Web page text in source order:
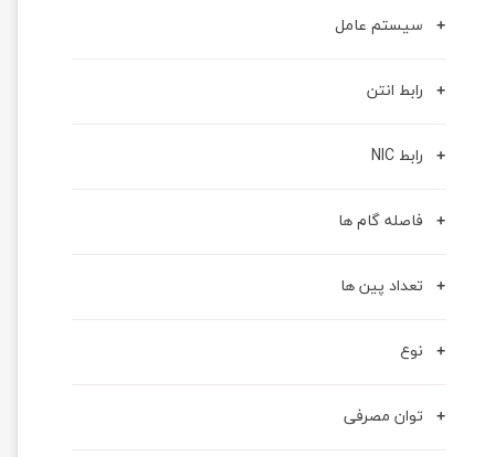
سیستم عامل
رابط انتن
رابط NIC
فاصله گام ها
تعداد پین ها
نوع
توان مصرفی